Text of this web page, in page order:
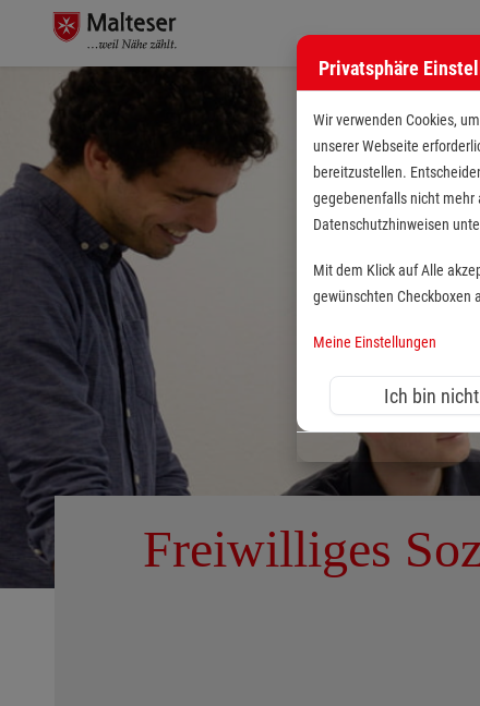
Freiwilliges
Privatsphäre
Wir verwenden Cookies,
unserer Webseite
bereitzustellen.
gegebenenfalls nicht mehr
Datenschutzhinweisen
Mit dem Klick auf Alle
gewünschten Checkboxen
Meine Einstellungen
Ich bin